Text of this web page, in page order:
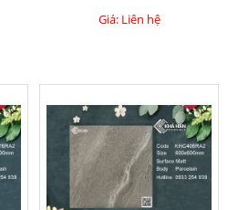
Giá: Liên hệ